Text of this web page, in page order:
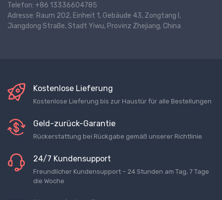
Telefon: +86 13336604785
Adresse: Raum 202, Einheit 1, Gebäude 43, Zongtang I,
Jiangdong Straße, Stadt Yiwu, Provinz Zhejiang, China
Kostenlose Lieferung
Kostenlose Lieferung bis zur Haustür für alle Bestellungen
Geld-zurück-Garantie
Rückerstattung bei Rückgabe gemäß unserer Richtlinie
24/7 Kundensupport
Freundlicher Kundensupport – 24 Stunden am Tag, 7 Tage
die Woche